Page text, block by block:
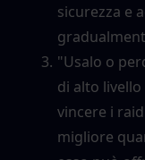
sicurezza e
"Usalo o
di alto
vincere i
migliore